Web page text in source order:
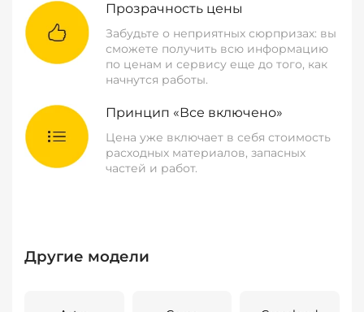
Прозрачность цены
Забудьте о неприятных сюрпризах: вы
сможете получить всю информацию
по ценам и сервису еще до того, как
начнутся работы.
Принцип «Все включено»
Цена уже включает в себя стоимость
расходных материалов, запасных
частей и работ.
Другие модели